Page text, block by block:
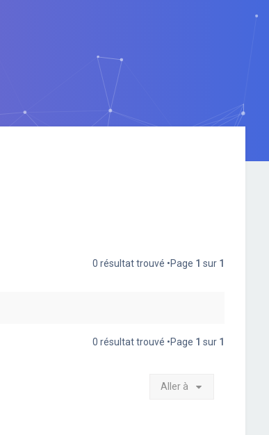
0 résultat trouvé •Page 1 sur 1
0 résultat trouvé •Page 1 sur 1
Aller à